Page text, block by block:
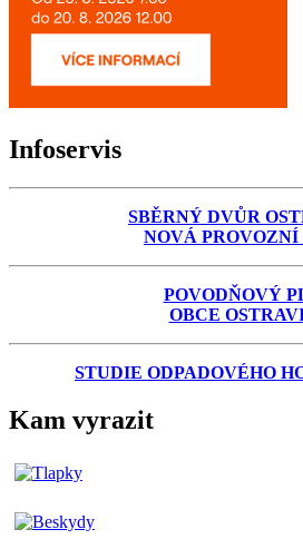
Infoservis
SBĚRNÝ DVŮR
NOVÁ PROVOZNÍ
POVODŇOVÝ
OBCE
STUDIE ODPADOVÉHO
Kam vyrazit